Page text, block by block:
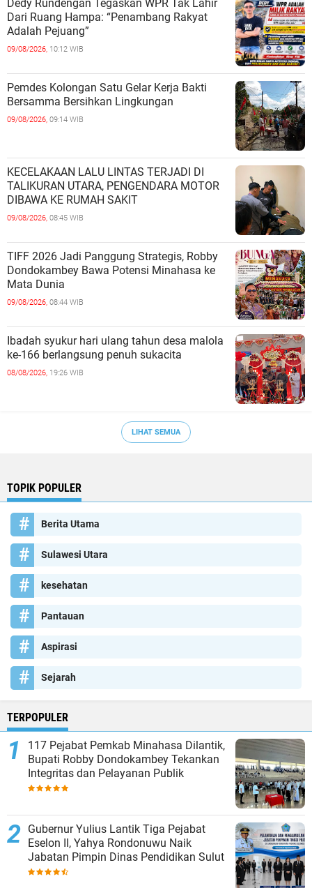
Dedy Rundengan Tegaskan WPR Tak Lahir
Dari Ruang Hampa: “Penambang Rakyat
Adalah Pejuang”
09/08/2026, 10:12 WIB
Pemdes Kolongan Satu Gelar Kerja Bakti
Bersamma Bersihkan Lingkungan
09/08/2026, 09:14 WIB
KECELAKAAN LALU LINTAS TERJADI DI
TALIKURAN UTARA, PENGENDARA MOTOR
DIBAWA KE RUMAH SAKIT
09/08/2026, 08:45 WIB
TIFF 2026 Jadi Panggung Strategis, Robby
Dondokambey Bawa Potensi Minahasa ke
Mata Dunia
09/08/2026, 08:44 WIB
Ibadah syukur hari ulang tahun desa malola
ke-166 berlangsung penuh sukacita
08/08/2026, 19:26 WIB
LIHAT SEMUA
TOPIK POPULER
Berita Utama
Sulawesi Utara
kesehatan
Pantauan
Aspirasi
Sejarah
TERPOPULER
117 Pejabat Pemkab Minahasa Dilantik,
Bupati Robby Dondokambey Tekankan
Integritas dan Pelayanan Publik
Gubernur Yulius Lantik Tiga Pejabat
Eselon II, Yahya Rondonuwu Naik
Jabatan Pimpin Dinas Pendidikan Sulut